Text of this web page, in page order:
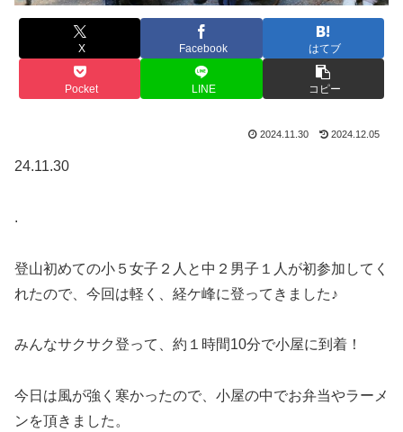
X Facebook はてブ
Pocket LINE コピー
2024.11.30 2024.12.05
24.11.30
.
登山初めての小５女子２人と中２男子１人が初参加してく
れたので、今回は軽く、経ケ峰に登ってきました♪
みんなサクサク登って、約１時間10分で小屋に到着！
今日は風が強く寒かったので、小屋の中でお弁当やラーメ
ンを頂きました。